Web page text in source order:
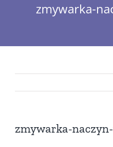
zmywarka-
zmywarka-